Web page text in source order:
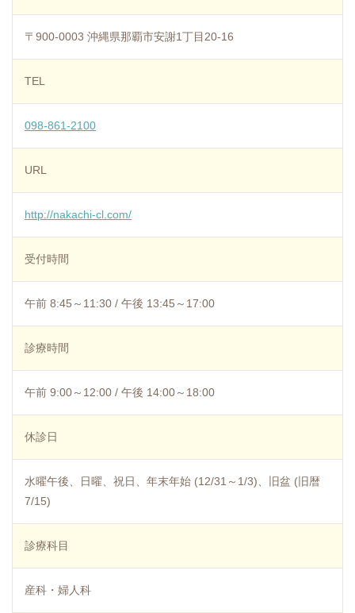
〒900-0003 沖縄県那覇市安謝1丁目20-16
TEL
098-861-2100
URL
http://nakachi-cl.com/
受付時間
午前 8:45～11:30 / 午後 13:45～17:00
診療時間
午前 9:00～12:00 / 午後 14:00～18:00
休診日
水曜午後、日曜、祝日、年末年始 (12/31～1/3)、旧盆 (旧暦
7/15)
診療科目
産科・婦人科